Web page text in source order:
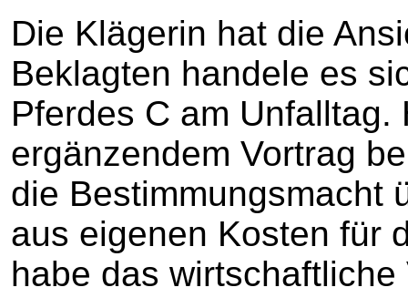
Die Klägerin hat die
Beklagten handele es
Pferdes C am Unfalltag.
ergänzendem Vortrag
die Bestimmungsmacht
aus eigenen Kosten für
habe das